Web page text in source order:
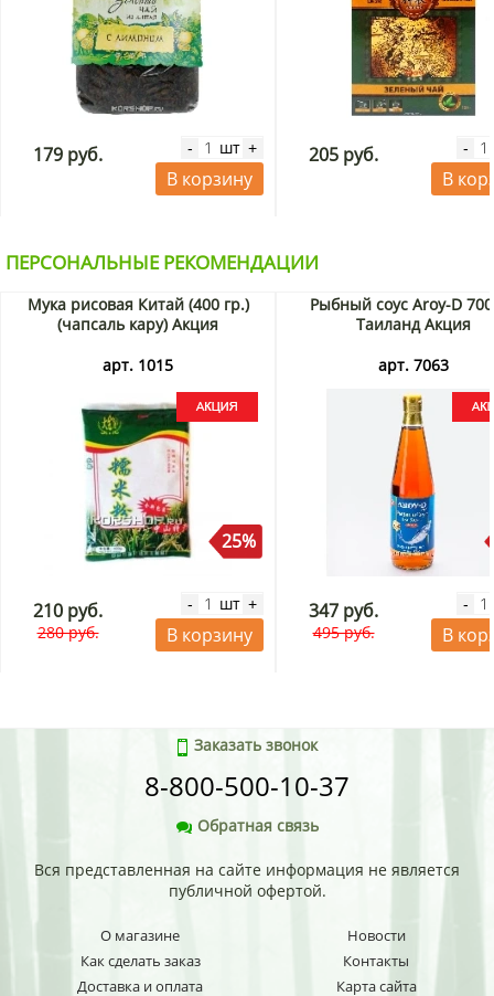
179 руб. - шт +
В корзину
205 руб. -
В
ПЕРСОНАЛЬНЫЕ РЕКОМЕНДАЦИИ
Мука рисовая Китай (400 гр.)
(чапсаль кару) Акция
арт. 1015
25%
210 руб.
280 руб.
- шт +
В корзину
Рыбный соус Aroy-D
Таиланд Акция
арт. 7063
347 руб.
495 руб.
-
В
Заказать звонок
8-800-500-10-37
Обратная связь
Вся представленная на сайте информация не является
публичной офертой.
О магазине
Как сделать заказ
Доставка и оплата
Новости
Контакты
Карта сайта